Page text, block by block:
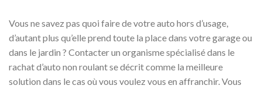
Vous ne savez pas quoi faire de votre auto hors d’usage,
d’autant plus qu’elle prend toute la place dans votre garage ou
dans le jardin ? Contacter un organisme spécialisé dans le
rachat d’auto non roulant se décrit comme la meilleure
solution dans le cas où vous voulez vous en affranchir. Vous